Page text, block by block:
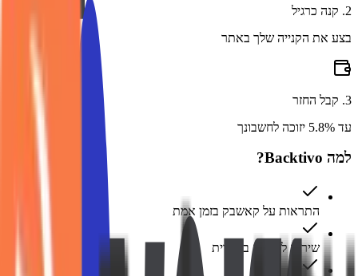
2
. קנה כרגיל
בצע את הקנייה שלך באתר
3
. קבל החזר
עד 5.8% יזוכה לחשבונך
למה Backtivo?
התראות על קאשבק בזמן אמת
שירות לקוחות בעברית